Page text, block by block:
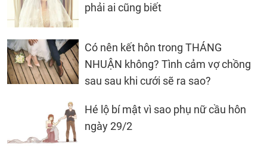
phải ai cũng biết
Có nên kết hôn trong THÁNG
NHUẬN không? Tình cảm vợ chồng
sau sau khi cưới sẽ ra sao?
Hé lộ bí mật vì sao phụ nữ cầu hôn
ngày 29/2